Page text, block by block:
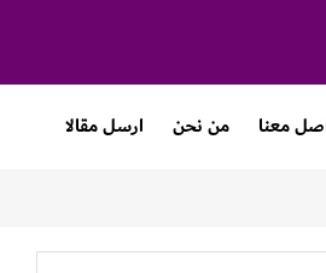
معنا من نحن ارسل مقالا